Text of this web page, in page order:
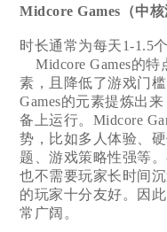
Midcore Games（中核
时长通常为每天1-1.5个
Midcore Games的特
素，且降低了游戏门槛
Games的元素提炼出
备上运行。Midcore
势，比如多人体验、
题、游戏策略性强等
也不需要玩家长时间
的玩家十分友好。因
常广阔。